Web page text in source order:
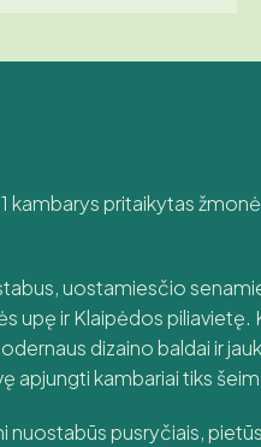
kambarys pritaikytas
uostamiesčio
upę ir Klaipėdos piliavietę.
dizaino baldai ir
apjungti kambariai tiks
pusryčiais,